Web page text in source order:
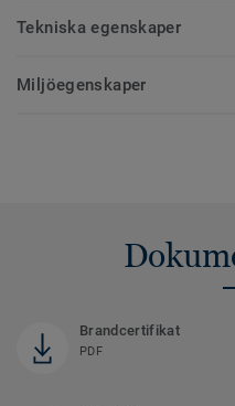
Tekniska egenskaper
Miljöegenskaper
Brandcertifikat
PDF